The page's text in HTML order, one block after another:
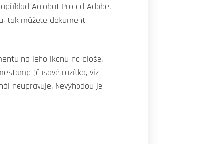
Acrobat Pro od Adobe.
tak můžete dokument
na jeho ikonu na ploše.
(časové razítko, viz
neupravuje. Nevýhodou je